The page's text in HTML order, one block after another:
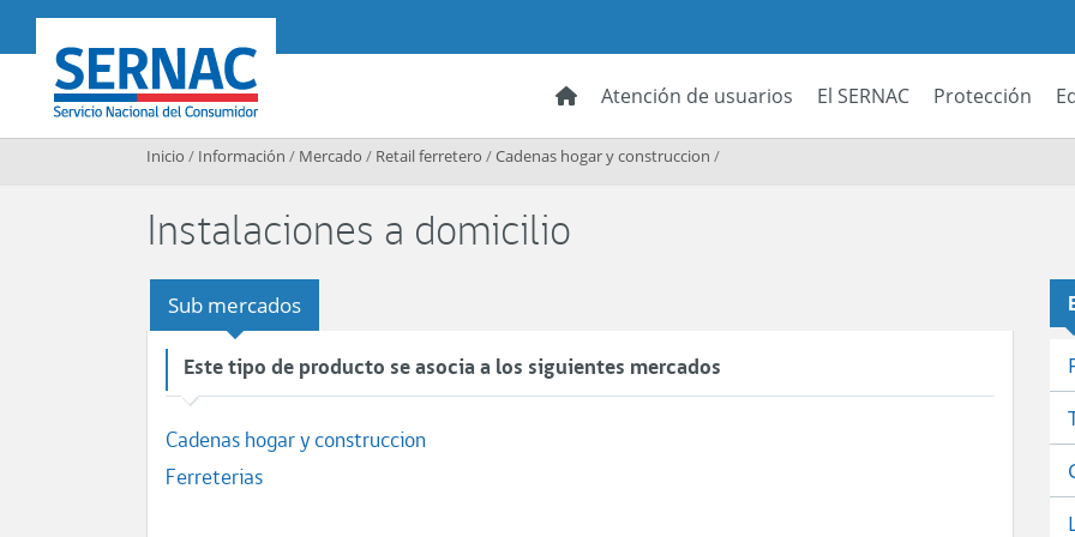
SERNAC
Atención de usuarios El SERNAC Protección
Inicio / Información / Mercado / Retail ferretero /Cadenas hogar y construccion /
Instalaciones a domicilio
Sub mercados
Este tipo de producto se asocia a los siguientes mercados
Cadenas hogar y construccion
Ferreterias